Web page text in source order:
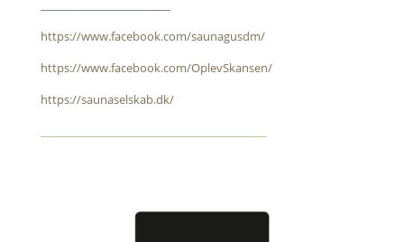
https://www.facebook.com/saunagusdm/
https://www.facebook.com/OplevSkansen/
https://saunaselskab.dk/